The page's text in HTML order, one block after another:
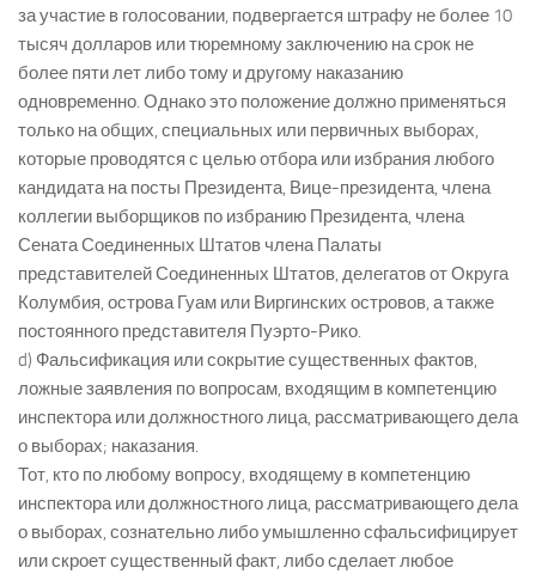
за участие в голосовании, подвергается штрафу не более 10
тысяч долларов или тюремному заключению на срок не
более пяти лет либо тому и другому наказанию
одновременно. Однако это положение должно применяться
только на общих, специальных или первичных выборах,
которые проводятся с целью отбора или избрания любого
кандидата на посты Президента, Вице-президента, члена
коллегии выборщиков по избранию Президента, члена
Сената Соединенных Штатов члена Палаты
представителей Соединенных Штатов, делегатов от Округа
Колумбия, острова Гуам или Виргинских островов, а также
постоянного представителя Пуэрто-Рико.
d) Фальсификация или сокрытие существенных фактов,
ложные заявления по вопросам, входящим в компетенцию
инспектора или должностного лица, рассматривающего дела
о выборах; наказания.
Тот, кто по любому вопросу, входящему в компетенцию
инспектора или должностного лица, рассматривающего дела
о выборах, сознательно либо умышленно сфальсифицирует
или скроет существенный факт, либо сделает любое